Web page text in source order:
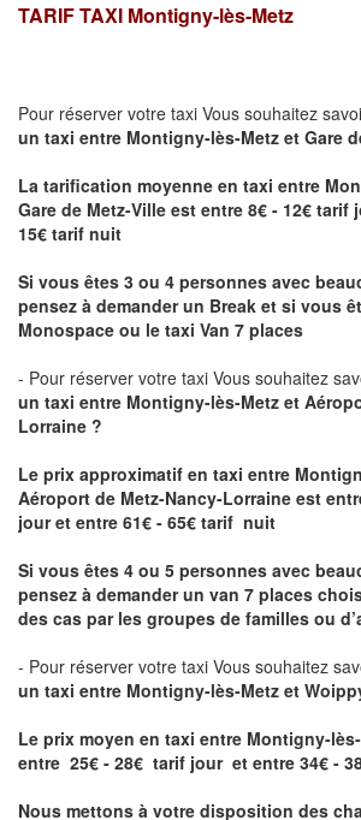
TARIF TAXI Montigny-lès-Metz
Pour réserver votre taxi Vous souhaitez
un taxi entre Montigny-lès-Metz et Gare
La tarification moyenne en taxi entre
Gare de Metz-Ville est entre 8€ - 12€ tarif
15€ tarif nuit
Si vous êtes 3 ou 4 personnes avec
pensez à demander un Break et si vous
Monospace ou le taxi Van 7 places
- Pour réserver votre taxi Vous souhaitez
un taxi entre Montigny-lès-Metz et
Lorraine ?
Le prix approximatif en taxi entre
Aéroport de Metz-Nancy-Lorraine est
jour et entre 61€ - 65€ tarif nuit
Si vous êtes 4 ou 5 personnes avec
pensez à demander un van 7 places
des cas par les groupes de familles ou
- Pour réserver votre taxi Vous souhaitez
un taxi entre Montigny-lès-Metz et
Le prix moyen en taxi entre Montigny-
entre 25€ - 28€ tarif jour et entre 34€ -
Nous mettons à votre disposition des